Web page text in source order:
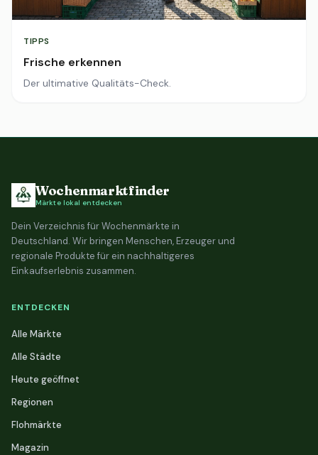
TIPPS
Frische erkennen
Der ultimative Qualitäts-Check.
Wochenmarktfinder
Märkte lokal entdecken
Dein Verzeichnis für Wochenmärkte in
Deutschland. Wir bringen Menschen, Erzeuger und
regionale Produkte für ein nachhaltigeres
Einkaufserlebnis zusammen.
ENTDECKEN
Alle Märkte
Alle Städte
Heute geöffnet
Regionen
Flohmärkte
Magazin